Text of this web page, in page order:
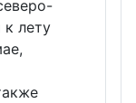
к лету